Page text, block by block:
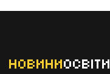
НОВИНИОСВІТИ